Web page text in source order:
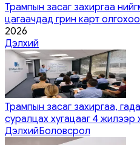
Трампын засаг захиргаа
цагаачдад грин карт
2026
Дэлхий
Трампын засаг захиргаа,
суралцах хугацааг 4 жилээр
ДэлхийБоловсрол